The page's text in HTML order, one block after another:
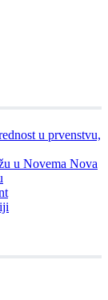
u prvenstvu,
u Novema Nova